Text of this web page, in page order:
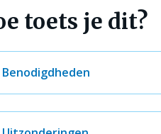
toets je dit?
Benodigdheden